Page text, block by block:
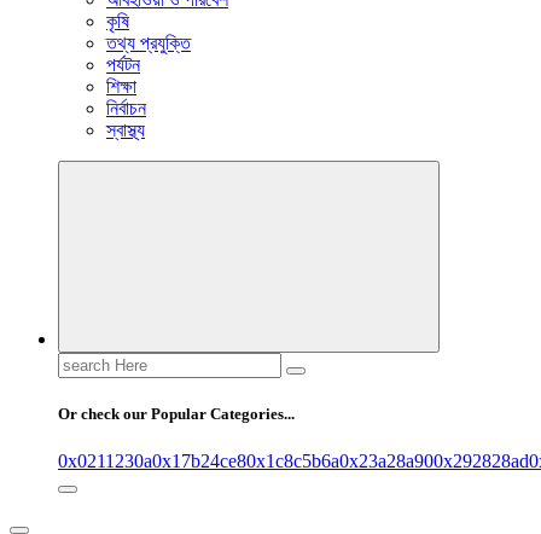
কৃষি
তথ্য প্রযুক্তি
পর্যটন
শিক্ষা
নির্বাচন
স্বাস্থ্য
Search
for:
Or check our Popular Categories...
0x0211230a0x17b24ce80x1c8c5b6a0x23a28a900x292828ad